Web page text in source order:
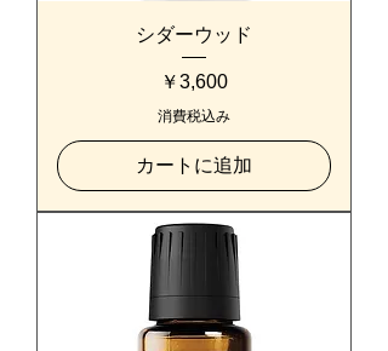
シダーウッド
価格
￥3,600
消費税込み
カートに追加